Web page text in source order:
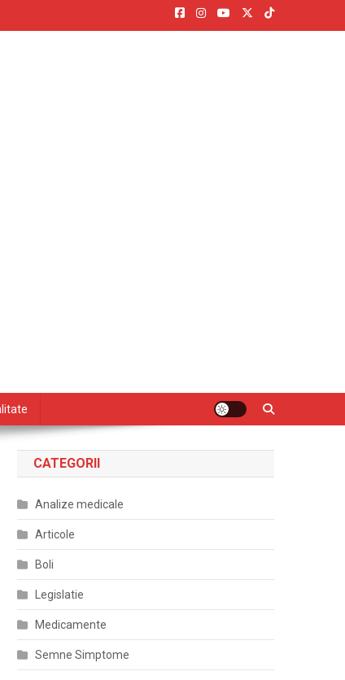
CATEGORII
Analize medicale
Articole
Boli
Legislatie
Medicamente
Semne Simptome